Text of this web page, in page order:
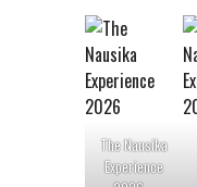
The Nausika
Experience